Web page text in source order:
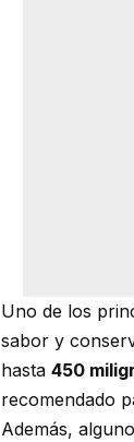
Uno de los
sabor y
hasta 450
recomendado
Además,